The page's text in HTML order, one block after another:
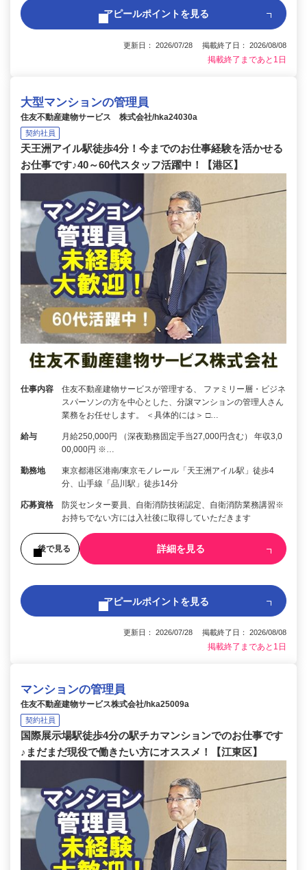
アピールポイントを見る
更新日： 2026/07/28 掲載終了日： 2026/08/08
掲載終了まであと1日
大型マンションの管理員
住友不動産建物サービス 株式会社/hka24030a
契約社員
天王洲アイル駅徒歩4分！今までのお仕事経験を活かせる
お仕事です♪40～60代スタッフ活躍中！【港区】
仕事内容
住友不動産建物サービスが管理する、 ファミリー層・ビジネ
スパーソンの方を中心とした、分譲マンションの管理人さん
業務をお任せします。 ＜具体的には＞ □…
給与
月給250,000円 （深夜勤務固定手当27,000円含む） 年収3,0
00,000円 ※…
勤務地
東京都港区港南/東京モノレール「天王洲アイル駅」徒歩4
分、山手線「品川駅」徒歩14分
応募資格
防災センター要員、自衛消防技術認定、自衛消防業務講習※
お持ちでない方には入社後に取得していただきます
後で見る 詳細を見る
アピールポイントを見る
更新日： 2026/07/28 掲載終了日： 2026/08/08
掲載終了まであと1日
マンションの管理員
住友不動産建物サービス株式会社/hka25009a
契約社員
国際展示場駅徒歩4分の駅チカマンションでのお仕事です
♪まだまだ現役で働きたい方にオススメ！【江東区】